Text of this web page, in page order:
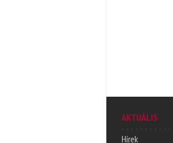
AKTUÁLIS
Hírek